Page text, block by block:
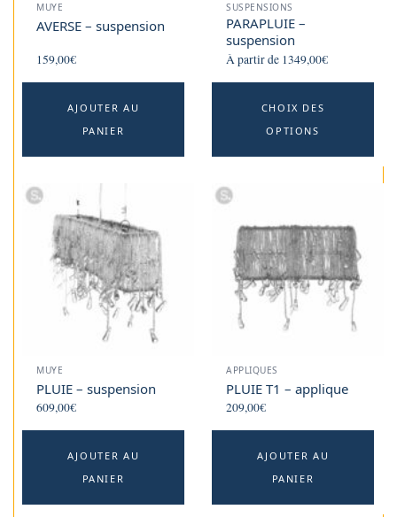
MUYE
AVERSE – suspension
159,00€
AJOUTER AU
PANIER
SUSPENSIONS
PARAPLUIE –
suspension
À partir de 1349,00€
CHOIX DES
OPTIONS
MUYE
PLUIE – suspension
609,00€
AJOUTER AU
PANIER
APPLIQUES
PLUIE T1 – applique
209,00€
AJOUTER AU
PANIER